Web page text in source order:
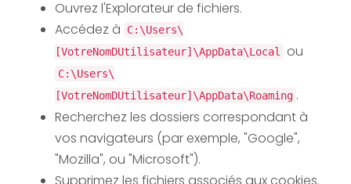
Ouvrez l'Explorateur de fichiers.
Accédez à
C:\Users\
[VotreNomDUtilisateur]\AppData\Local
ou
C:\Users\
[VotreNomDUtilisateur]\AppData\Roaming .
Recherchez les dossiers correspondant à
vos navigateurs (par exemple, "Google",
"Mozilla", ou "Microsoft").